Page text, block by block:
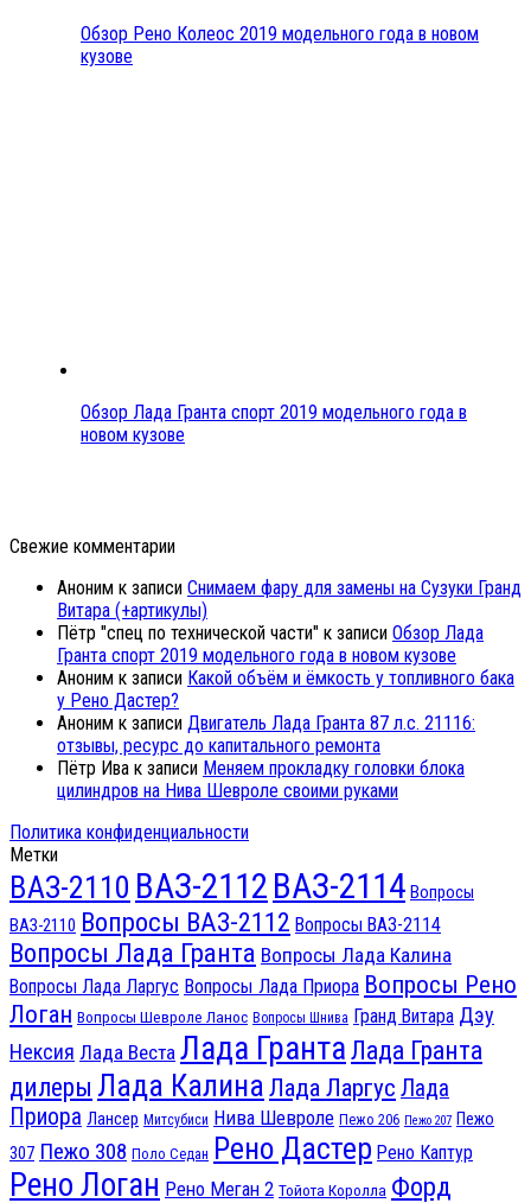
Обзор Рено Колеос 2019 модельного года в новом
кузове
Обзор Лада Гранта спорт 2019 модельного года в
новом кузове
Свежие комментарии
Аноним к записи Снимаем фару для замены на Сузуки Гранд
Витара (+артикулы)
Пётр "спец по технической части" к записи Обзор Лада
Гранта спорт 2019 модельного года в новом кузове
Аноним к записи Какой объём и ёмкость у топливного бака
у Рено Дастер?
Аноним к записи Двигатель Лада Гранта 87 л.с. 21116:
отзывы, ресурс до капитального ремонта
Пётр Ива к записи Меняем прокладку головки блока
цилиндров на Нива Шевроле своими руками
Политика конфиденциальности
Метки
ВАЗ-2110 ВАЗ-2112 ВАЗ-2114 Вопросы
ВАЗ-2110 Вопросы ВАЗ-2112 Вопросы ВАЗ-2114
Вопросы Лада Гранта Вопросы Лада Калина
Вопросы Лада Ларгус Вопросы Лада Приора Вопросы Рено
Логан Вопросы Шевроле Ланос Вопросы Шнива Гранд Витара Дэу
Нексия Лада Веста Лада Гранта Лада Гранта
дилеры Лада Калина Лада Ларгус Лада
Приора Лансер Митсубиси Нива Шевроле Пежо 206 Пежо 207 Пежо
307 Пежо 308 Поло Седан Рено Дастер Рено Каптур
Рено Логан Рено Меган 2 Тойота Королла Форд